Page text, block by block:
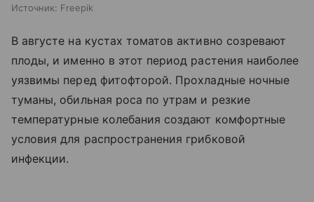
Источник: Freepik
В августе на кустах томатов активно созревают
плоды, и именно в этот период растения наиболее
уязвимы перед фитофторой. Прохладные ночные
туманы, обильная роса по утрам и резкие
температурные колебания создают комфортные
условия для распространения грибковой
инфекции.